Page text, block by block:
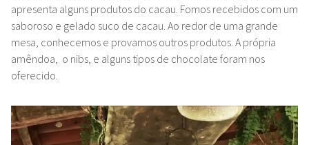
apresenta alguns produtos do cacau. Fomos recebidos com um
saboroso e gelado suco de cacau. Ao redor de uma grande
mesa, conhecemos e provamos outros produtos. A própria
amêndoa, o nibs, e alguns tipos de chocolate foram nos
oferecido.